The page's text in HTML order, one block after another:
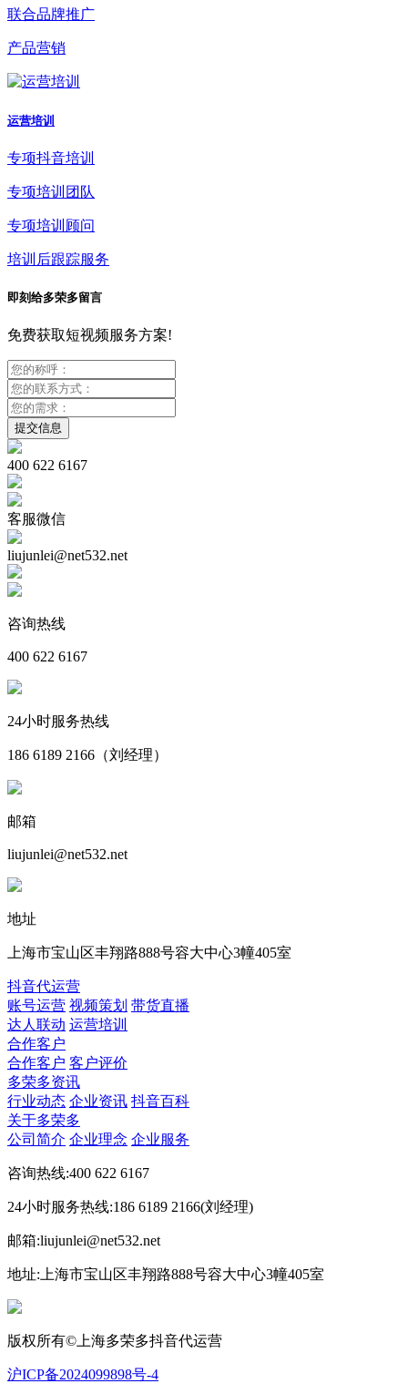
联合品牌推广
产品营销
运营培训
专项抖音培训
专项培训团队
专项培训顾问
培训后跟踪服务
即刻给多荣多留言
免费获取短视频服务方案!
400 622 6167
客服微信
liujunlei@net532.net
咨询热线
400 622 6167
24小时服务热线
186 6189 2166（刘经理）
邮箱
liujunlei@net532.net
地址
上海市宝山区丰翔路888号容大中心3幢405室
抖音代运营
账号运营 视频策划 带货直播
达人联动 运营培训
合作客户
合作客户 客户评价
多荣多资讯
行业动态 企业资讯 抖音百科
关于多荣多
公司简介 企业理念 企业服务
咨询热线:400 622 6167
24小时服务热线:186 6189 2166(刘经理)
邮箱:liujunlei@net532.net
地址:上海市宝山区丰翔路888号容大中心3幢405室
版权所有©上海多荣多抖音代运营
沪ICP备2024099898号-4